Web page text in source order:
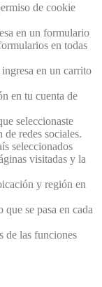
de cookie
en un formulario
en todas
en un carrito
en tu cuenta de
seleccionaste
redes sociales.
seleccionados
visitadas y la
y región en
se pasa en cada
de las funciones